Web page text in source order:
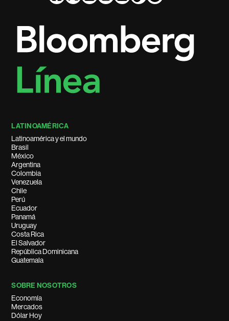
LATINOAMÉRICA
Latinoamérica y el mundo
Brasil
México
Argentina
Colombia
Venezuela
Chile
Perú
Ecuador
Panamá
Uruguay
Costa Rica
El Salvador
República Dominicana
Guatemala
SOBRE NOSOTROS
Economía
Mercados
Dólar Hoy